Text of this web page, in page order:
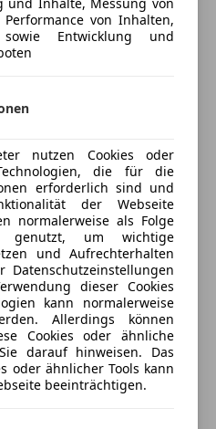
Ihre Bedürfnisse
& Rabatt holen
von Inhalten,
sowie Entwicklung und
nutzen Cookies oder
die für die
erforderlich sind und
der Webseite
normalerweise als Folge
genutzt, um wichtige
und Aufrechterhalten
Datenschutzeinstellungen
dieser Cookies
kann normalerweise
Allerdings können
Cookies oder ähnliche
darauf hinweisen. Das
oder ähnlicher Tools kann
beeinträchtigen.